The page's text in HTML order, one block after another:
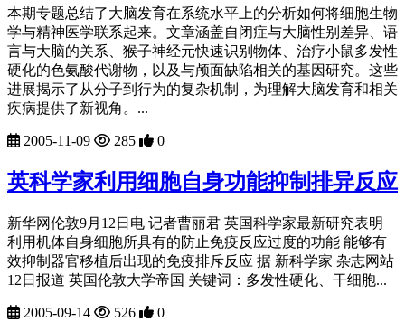
本期专题总结了大脑发育在系统水平上的分析如何将细胞生物
学与精神医学联系起来。文章涵盖自闭症与大脑性别差异、语
言与大脑的关系、猴子神经元快速识别物体、治疗小鼠多发性
硬化的色氨酸代谢物，以及与颅面缺陷相关的基因研究。这些
进展揭示了从分子到行为的复杂机制，为理解大脑发育和相关
疾病提供了新视角。...
2005-11-09 285 0
英科学家利用细胞自身功能抑制排异反应
新华网伦敦9月12日电 记者曹丽君 英国科学家最新研究表明
利用机体自身细胞所具有的防止免疫反应过度的功能 能够有
效抑制器官移植后出现的免疫排斥反应 据 新科学家 杂志网站
12日报道 英国伦敦大学帝国 关键词：多发性硬化、干细胞...
2005-09-14 526 0